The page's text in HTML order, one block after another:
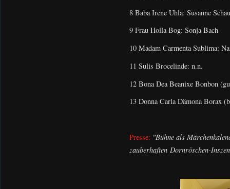
8 Baba Irene Uhla: Susanne
9 Frau Holla Bog: Sonja Bach
10 Madam Carmenta Sublima:
11 Sulis Brocelinde: n.n.
12 Bona Dea Beanixe Bonbon
13 Donna Carla Dämona Borax
Presse: "Bühne als
zauberhaften Dornröschen-